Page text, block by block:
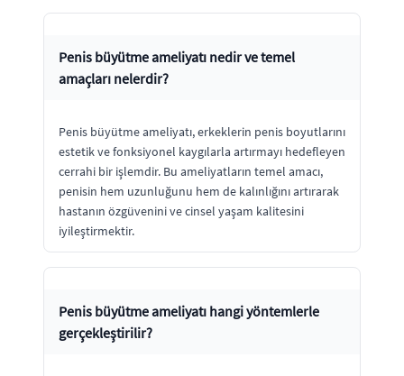
Penis büyütme ameliyatı nedir ve temel
amaçları nelerdir?
Penis büyütme ameliyatı, erkeklerin penis boyutlarını
estetik ve fonksiyonel kaygılarla artırmayı hedefleyen
cerrahi bir işlemdir. Bu ameliyatların temel amacı,
penisin hem uzunluğunu hem de kalınlığını artırarak
hastanın özgüvenini ve cinsel yaşam kalitesini
iyileştirmektir.
Penis büyütme ameliyatı hangi yöntemlerle
gerçekleştirilir?